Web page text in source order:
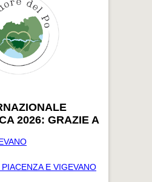
2026: GRAZIE A
E VIGEVANO